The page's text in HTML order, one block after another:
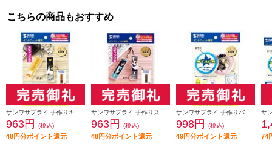
こちらの商品もおすすめ
サンワサプライ 手作りキーホルダーキット スティック型・2個分 JP-ST15
963円 (税込)
48円分ポイント還元
サンワサプライ 手作りストラップキット スティック型 JP-ST14
963円 (税込)
48円分ポイント還元
サンワサプライ 手作りバッジキット （丸・2個分） JP-STB16
998円 (税込)
49円分ポイント還元 74